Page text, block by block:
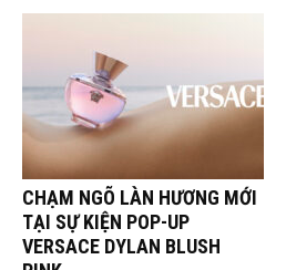
CHẠM NGÕ LÀN HƯƠNG MỚI
TẠI SỰ KIỆN POP-UP
VERSACE DYLAN BLUSH